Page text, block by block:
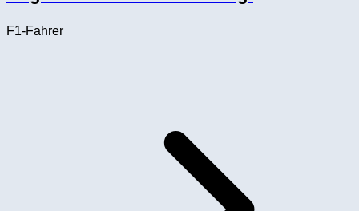
F1-Fahrer